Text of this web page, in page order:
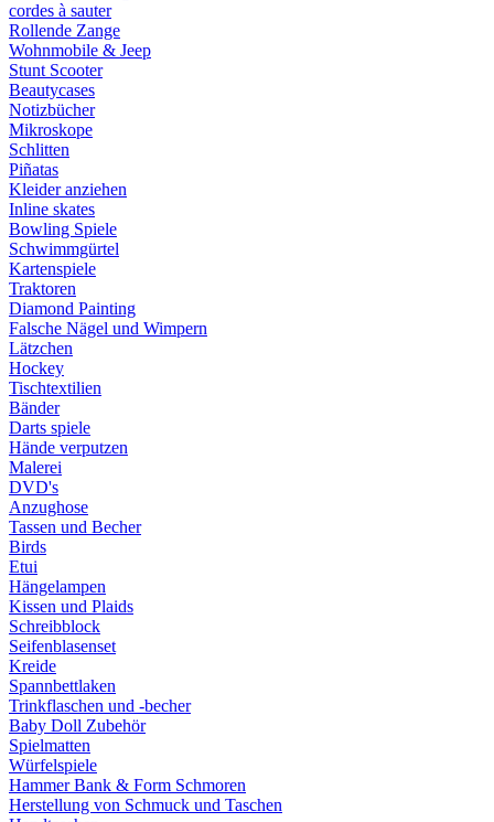
cordes à sauter
Rollende Zange
Wohnmobile & Jeep
Stunt Scooter
Beautycases
Notizbücher
Mikroskope
Schlitten
Piñatas
Kleider anziehen
Inline skates
Bowling Spiele
Schwimmgürtel
Kartenspiele
Traktoren
Diamond Painting
Falsche Nägel und Wimpern
Lätzchen
Hockey
Tischtextilien
Bänder
Darts spiele
Hände verputzen
Malerei
DVD's
Anzughose
Tassen und Becher
Birds
Etui
Hängelampen
Kissen und Plaids
Schreibblock
Seifenblasenset
Kreide
Spannbettlaken
Trinkflaschen und -becher
Baby Doll Zubehör
Spielmatten
Würfelspiele
Hammer Bank & Form Schmoren
Herstellung von Schmuck und Taschen